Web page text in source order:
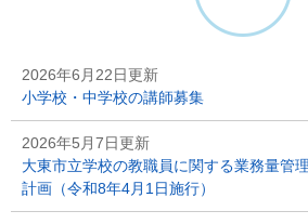
2026年6月22日更新
小学校・中学校の講師募集
2026年5月7日更新
大東市立学校の教職員に関する業務量管
計画（令和8年4月1日施行）